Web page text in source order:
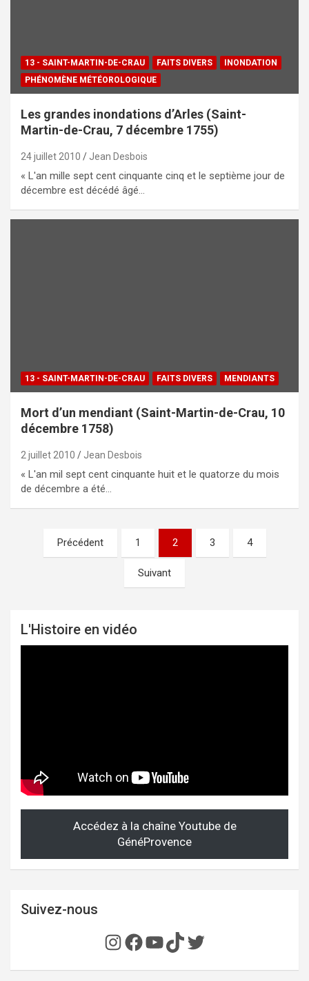
13 - SAINT-MARTIN-DE-CRAU FAITS DIVERS
INONDATION
PHÉNOMÈNE MÉTÉOROLOGIQUE
Les grandes inondations d’Arles (Saint-
Martin-de-Crau, 7 décembre 1755)
24 juillet 2010 Jean Desbois
« L'an mille sept cent cinquante cinq et le septième jour de
décembre est décédé âgé…
13 - SAINT-MARTIN-DE-CRAU FAITS DIVERS MENDIANTS
Mort d’un mendiant (Saint-Martin-de-Crau, 10
décembre 1758)
2 juillet 2010 Jean Desbois
« L'an mil sept cent cinquante huit et le quatorze du mois
de décembre a été…
Pagination
Précédent 1 2 3 4
Suivant
L'Histoire en vidéo
Accédez à la chaîne Youtube de
GénéProvence
Suivez-nous
Instagram
Facebook
YouTube
TikTok
Twitter